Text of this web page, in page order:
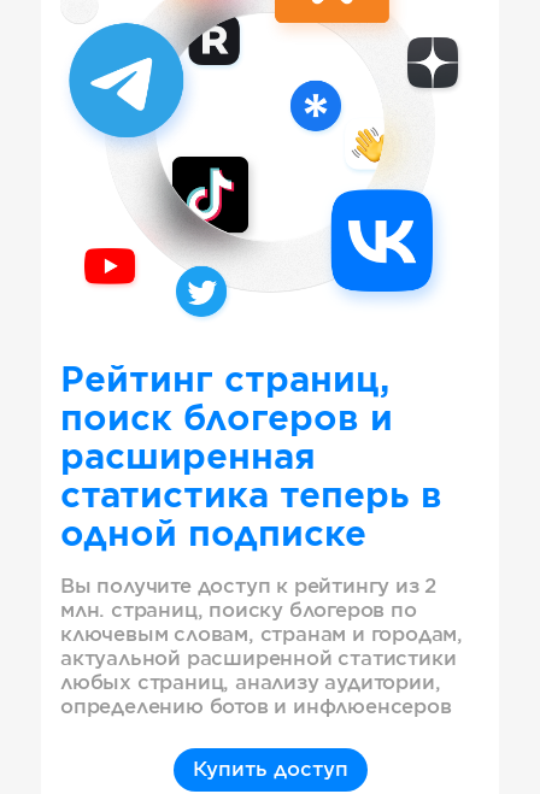
Рейтинг страниц,
поиск блогеров и
расширенная
статистика теперь в
одной подписке
Вы получите доступ к рейтингу из 2
млн. страниц, поиску блогеров по
ключевым словам, странам и городам,
актуальной расширенной статистики
любых страниц, анализу аудитории,
определению ботов и инфлюенсеров
Купить доступ